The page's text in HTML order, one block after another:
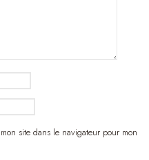
site dans le navigateur pour mon